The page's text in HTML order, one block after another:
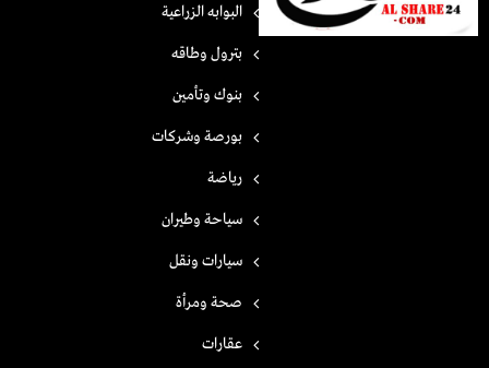
البوابه الزراعية
بترول وطاقه
بنوك وتأمين
بورصة وشركات
رياضة
سياحة وطيران
سيارات ونقل
صحة ومرأة
عقارات